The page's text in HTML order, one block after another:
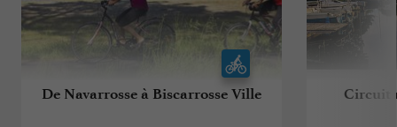
De Navarrosse à Biscarrosse Ville Circuit